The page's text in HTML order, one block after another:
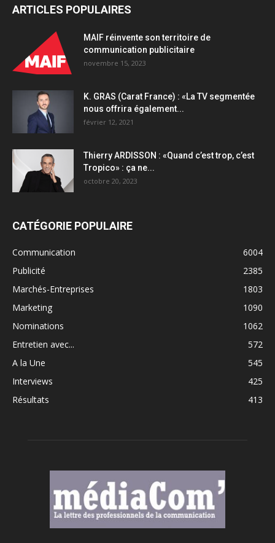
ARTICLES POPULAIRES
MAIF réinvente son territoire de
communication publicitaire
novembre 15, 2023
K. GRAS (Carat France) : «La TV segmentée
nous offrira également...
février 12, 2021
Thierry ARDISSON : «Quand c’est trop, c’est
Tropico» : ça ne...
octobre 20, 2023
CATÉGORIE POPULAIRE
Communication
6004
Publicité
2385
Marchés-Entreprises
1803
Marketing
1090
Nominations
1062
Entretien avec...
572
A la Une
545
Interviews
425
Résultats
413